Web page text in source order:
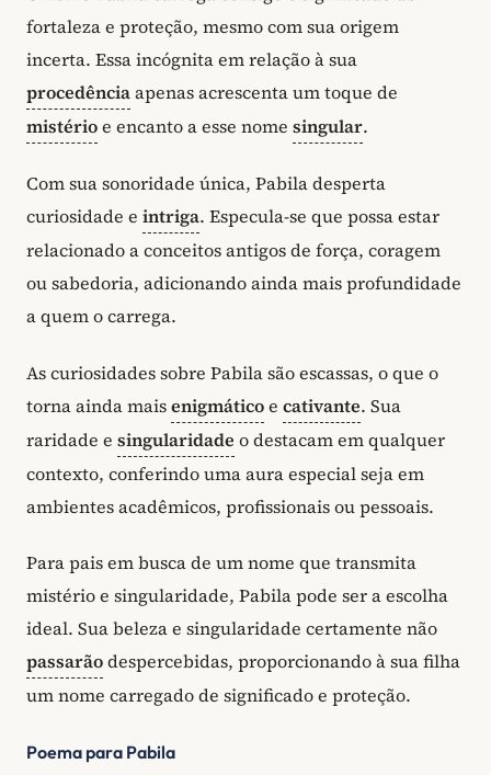
fortaleza e proteção, mesmo com sua origem
incerta. Essa incógnita em relação à sua
procedênciaapenas acrescenta um toque de
mistérioe encanto a esse nome singular.
Com sua sonoridade única, Pabila desperta
curiosidade e intriga. Especula-se que possa estar
relacionado a conceitos antigos de força, coragem
ou sabedoria, adicionando ainda mais profundidade
a quem o carrega.
As curiosidades sobre Pabila são escassas, o que o
torna ainda maisenigmáticoe cativante. Sua
raridade e singularidade o destacam em qualquer
contexto, conferindo uma aura especial seja em
ambientes acadêmicos, profissionais ou pessoais.
Para pais em busca de um nome que transmita
mistério e singularidade, Pabila pode ser a escolha
ideal. Sua beleza e singularidade certamente não
passarãodespercebidas, proporcionando à sua filha
um nome carregado de significado e proteção.
Poema para Pabila